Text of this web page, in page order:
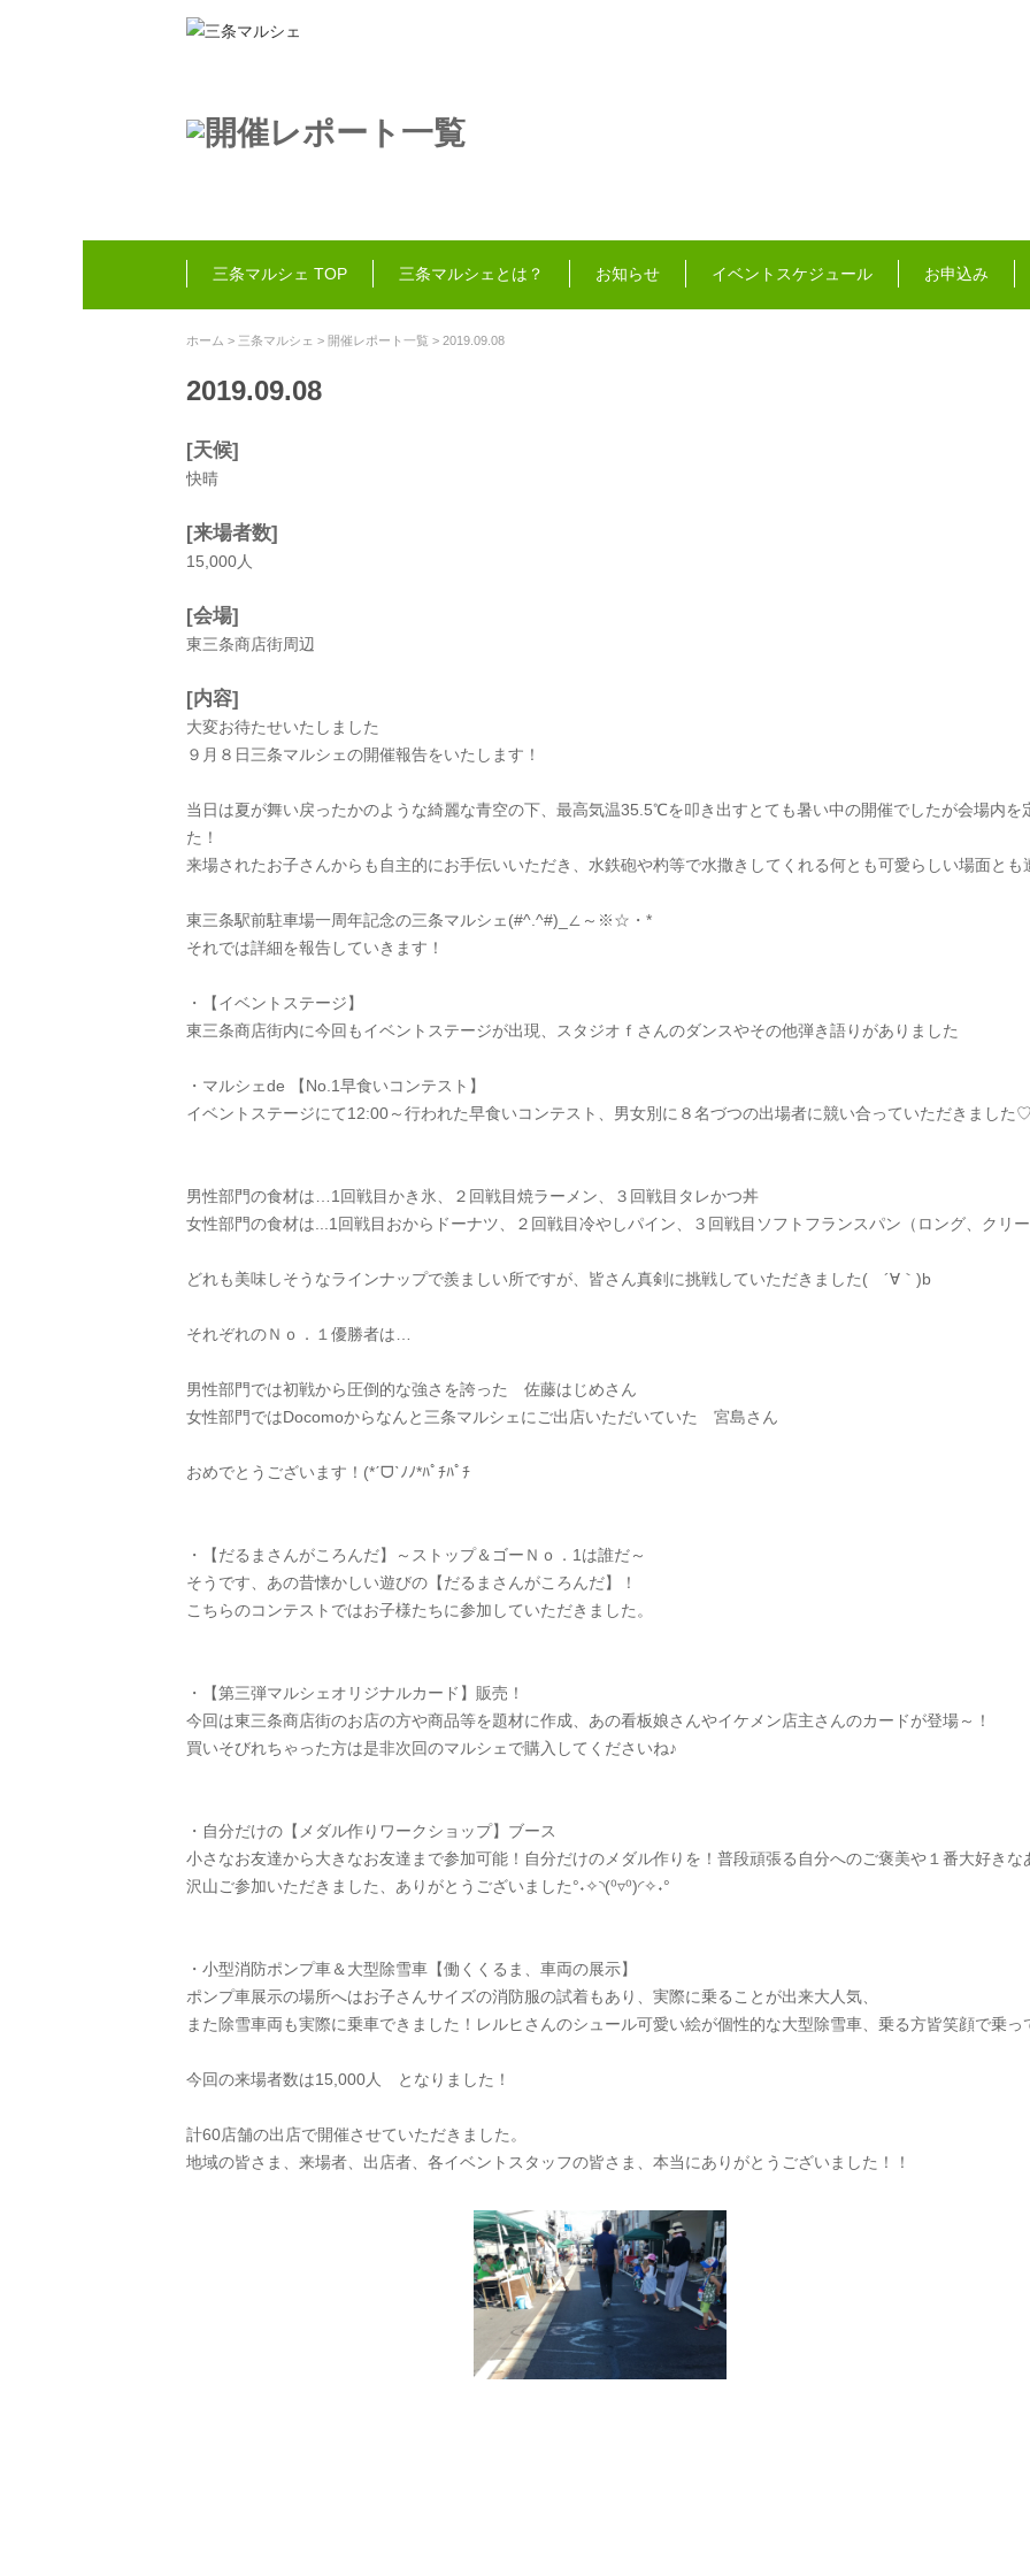
三条マルシェ TOP 三条マルシェとは？ お知らせ イベントスケジュール お申込み
ホーム > 三条マルシェ > 開催レポート一覧 > 2019.09.08
2019.09.08
[天候]
快晴
[来場者数]
15,000人
[会場]
東三条商店街周辺
[内容]
大変お待たせいたしました
９月８日三条マルシェの開催報告をいたします！
当日は夏が舞い戻ったかのような綺麗な青空の下、最高気温35.5℃を叩き出すとても暑い中の開催でしたが会場内を
た！
来場されたお子さんからも自主的にお手伝いいただき、水鉄砲や杓等で水撒きしてくれる何とも可愛らしい場面とも
東三条駅前駐車場一周年記念の三条マルシェ(#^.^#)_∠～※☆・*
それでは詳細を報告していきます！
・【イベントステージ】
東三条商店街内に今回もイベントステージが出現、スタジオｆさんのダンスやその他弾き語りがありました
・マルシェde 【No.1早食いコンテスト】
イベントステージにて12:00～行われた早食いコンテスト、男女別に８名づつの出場者に競い合っていただきました♡
男性部門の食材は…1回戦目かき氷、２回戦目焼ラーメン、３回戦目タレかつ丼
女性部門の食材は...1回戦目おからドーナツ、２回戦目冷やしパイン、３回戦目ソフトフランスパン（ロング、クリー
どれも美味しそうなラインナップで羨ましい所ですが、皆さん真剣に挑戦していただきました( ´∀｀)b
それぞれのＮｏ．１優勝者は…
男性部門では初戦から圧倒的な強さを誇った 佐藤はじめさん
女性部門ではDocomoからなんと三条マルシェにご出店いただいていた 宮島さん
おめでとうございます！(*ˊᗜˋﾉﾉ*ﾊﾟﾁﾊﾟﾁ
・【だるまさんがころんだ】～ストップ＆ゴーＮｏ．1は誰だ～
そうです、あの昔懐かしい遊びの【だるまさんがころんだ】！
こちらのコンテストではお子様たちに参加していただきました。
・【第三弾マルシェオリジナルカード】販売！
今回は東三条商店街のお店の方や商品等を題材に作成、あの看板娘さんやイケメン店主さんのカードが登場～！
買いそびれちゃった方は是非次回のマルシェで購入してくださいね♪
・自分だけの【メダル作りワークショップ】ブース
小さなお友達から大きなお友達まで参加可能！自分だけのメダル作りを！普段頑張る自分へのご褒美や１番大好きな
沢山ご参加いただきました、ありがとうございました°˖✧◝(⁰▿⁰)◜✧˖°
・小型消防ポンプ車＆大型除雪車【働くくるま、車両の展示】
ポンプ車展示の場所へはお子さんサイズの消防服の試着もあり、実際に乗ることが出来大人気、
また除雪車両も実際に乗車できました！レルヒさんのシュール可愛い絵が個性的な大型除雪車、乗る方皆笑顔で乗っ
今回の来場者数は15,000人 となりました！
計60店舗の出店で開催させていただきました。
地域の皆さま、来場者、出店者、各イベントスタッフの皆さま、本当にありがとうございました！！